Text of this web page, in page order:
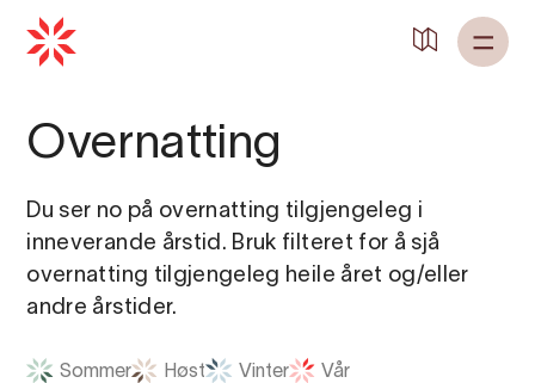
Overnatting
Du ser no på overnatting tilgjengeleg i
inneverande årstid. Bruk filteret for å sjå
overnatting tilgjengeleg heile året og/eller
andre årstider.
Sommer Høst Vinter Vår